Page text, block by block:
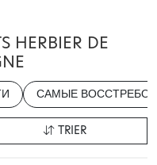
HERBIER DE
САМЫЕ
TRIER